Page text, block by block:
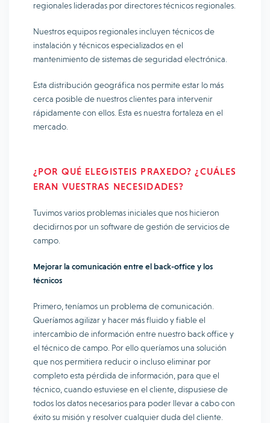
regionales lideradas por directores técnicos regionales.
Nuestros equipos regionales incluyen técnicos de
instalación y técnicos especializados en el
mantenimiento de sistemas de seguridad electrónica.
Esta distribución geográfica nos permite estar lo más
cerca posible de nuestros clientes para intervenir
rápidamente con ellos. Esta es nuestra fortaleza en el
mercado.
¿POR QUÉ ELEGISTEIS PRAXEDO? ¿CUÁLES
ERAN VUESTRAS NECESIDADES?
Tuvimos varios problemas iniciales que nos hicieron
decidirnos por un software de gestión de servicios de
campo.
Mejorar la comunicación entre el back-office y los
técnicos
Primero, teníamos un problema de comunicación.
Queríamos agilizar y hacer más fluido y fiable el
intercambio de información entre nuestro back office y
el técnico de campo. Por ello queríamos una solución
que nos permitiera reducir o incluso eliminar por
completo esta pérdida de información, para que el
técnico, cuando estuviese en el cliente, dispusiese de
todos los datos necesarios para poder llevar a cabo con
éxito su misión y resolver cualquier duda del cliente.